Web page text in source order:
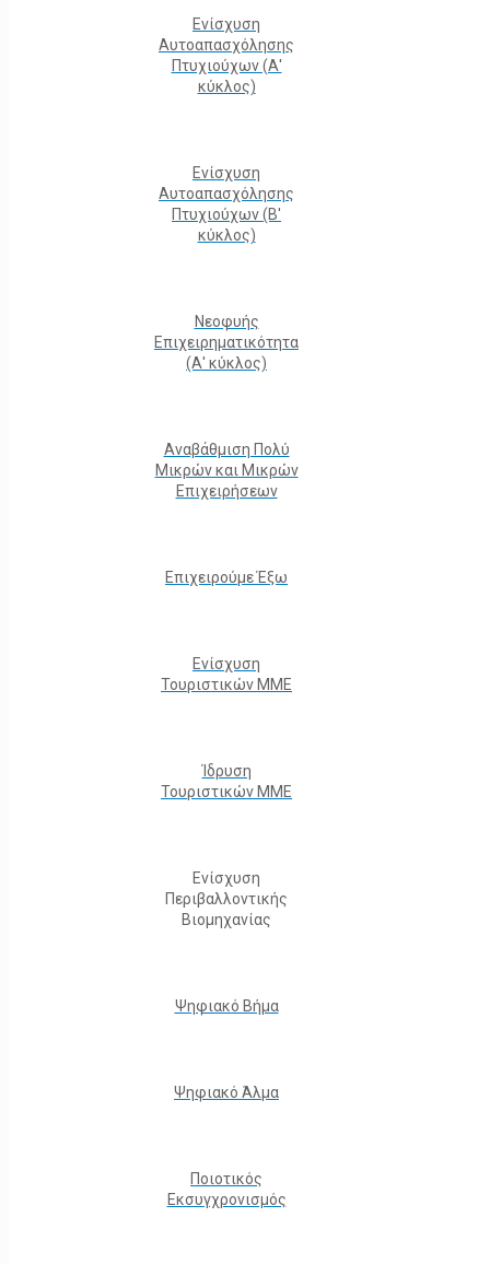
Ενίσχυση
Αυτοαπασχόλησης
Πτυχιούχων (Α'
κύκλος)
Ενίσχυση
Αυτοαπασχόλησης
Πτυχιούχων (Β'
κύκλος)
Νεοφυής
Επιχειρηματικότητα
(Α' κύκλος)
Αναβάθμιση Πολύ
Μικρών και Μικρών
Επιχειρήσεων
Επιχειρούμε Έξω
Ενίσχυση
Τουριστικών ΜΜΕ
Ίδρυση
Τουριστικών ΜΜΕ
Ενίσχυση
Περιβαλλοντικής
Βιομηχανίας
Ψηφιακό Βήμα
Ψηφιακό Άλμα
Ποιοτικός
Εκσυγχρονισμός